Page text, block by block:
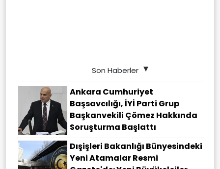
Son Haberler
Ankara Cumhuriyet
Başsavcılığı, İYİ Parti Grup
Başkanvekili Çömez Hakkında
Soruşturma Başlattı
Dışişleri Bakanlığı Bünyesindeki
Yeni Atamalar Resmi